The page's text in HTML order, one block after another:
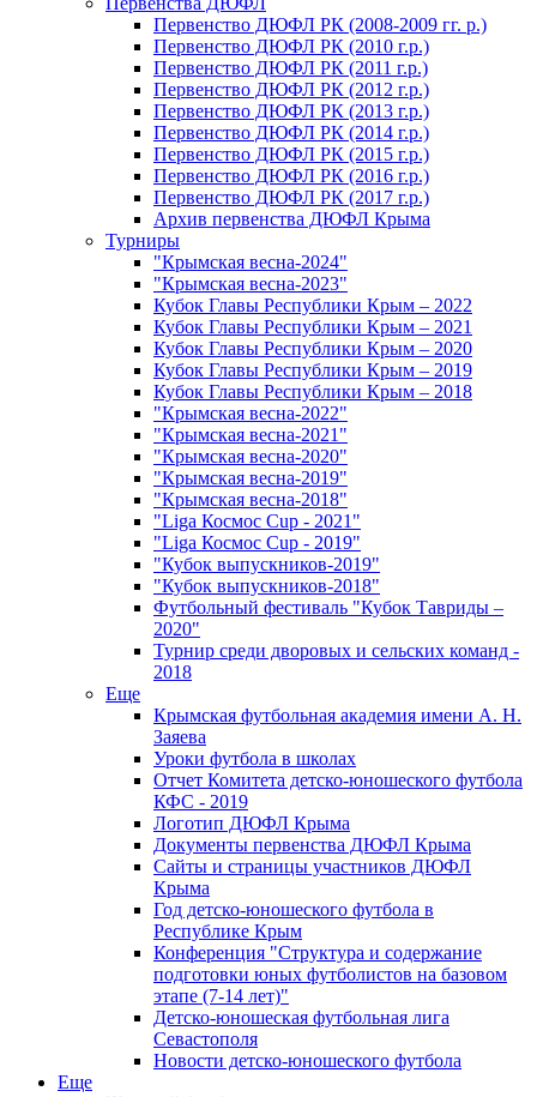
Первенство ДЮФЛ РК (2008-2009 гг. р.)
Первенство ДЮФЛ РК (2010 г.р.)
Первенство ДЮФЛ РК (2011 г.р.)
Первенство ДЮФЛ РК (2012 г.р.)
Первенство ДЮФЛ РК (2013 г.р.)
Первенство ДЮФЛ РК (2014 г.р.)
Первенство ДЮФЛ РК (2015 г.р.)
Первенство ДЮФЛ РК (2016 г.р.)
Первенство ДЮФЛ РК (2017 г.р.)
Архив первенства ДЮФЛ Крыма
Турниры
"Крымская весна-2024"
"Крымская весна-2023"
Кубок Главы Республики Крым – 2022
Кубок Главы Республики Крым – 2021
Кубок Главы Республики Крым – 2020
Кубок Главы Республики Крым – 2019
Кубок Главы Республики Крым – 2018
"Крымская весна-2022"
"Крымская весна-2021"
"Крымская весна-2020"
"Крымская весна-2019"
"Крымская весна-2018"
"Liga Космос Cup - 2021"
"Liga Космос Cup - 2019"
"Кубок выпускников-2019"
"Кубок выпускников-2018"
Футбольный фестиваль "Кубок Тавриды –
2020"
Турнир среди дворовых и сельских команд -
2018
Еще
Крымская футбольная академия имени А. Н.
Заяева
Уроки футбола в школах
Отчет Комитета детско-юношеского футбола
КФС - 2019
Логотип ДЮФЛ Крыма
Документы первенства ДЮФЛ Крыма
Сайты и страницы участников ДЮФЛ
Крыма
Год детско-юношеского футбола в
Республике Крым
Конференция "Структура и содержание
подготовки юных футболистов на базовом
этапе (7-14 лет)"
Детско-юношеская футбольная лига
Севастополя
Новости детско-юношеского футбола
Еще